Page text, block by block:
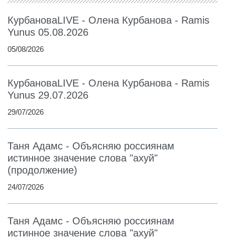
КурбановаLIVE - Олена Курбанова - Ramis
Yunus 05.08.2026
05/08/2026
КурбановаLIVE - Олена Курбанова - Ramis
Yunus 29.07.2026
29/07/2026
Таня Адамс - Объясняю россиянам
истинное значение слова "ахуй"
(продолжение)
24/07/2026
Таня Адамс - Объясняю россиянам
истинное значение слова "ахуй"